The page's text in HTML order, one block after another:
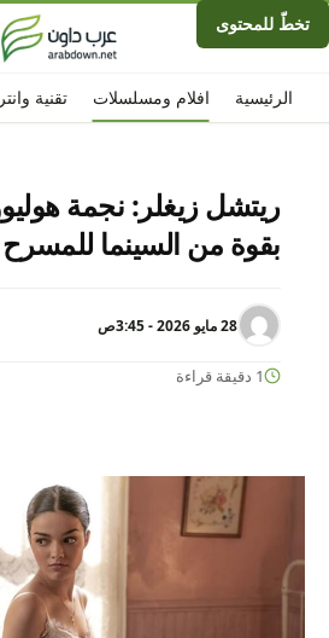
تخطّ للمحتوى
الرئيسية افلام ومسلسلات تقنية
ريتشل زيغلر: نجمة
بقوة من السينما للمسرح
28 مايو 2026 - 3:45ص
1 دقيقة قراءة